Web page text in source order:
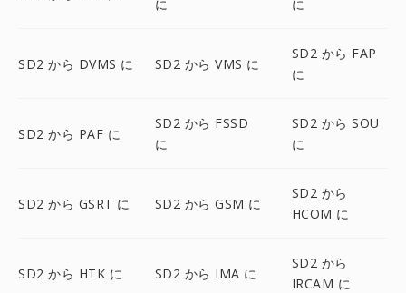
に
に
SD2 から DVMS に SD2 から VMS に
SD2 から FAP
に
SD2 から PAF に
SD2 から FSSD
に
SD2 から SOU
に
SD2 から GSRT に SD2 から GSM に
SD2 から
HCOM に
SD2 から HTK に SD2 から IMA に
SD2 から
IRCAM に